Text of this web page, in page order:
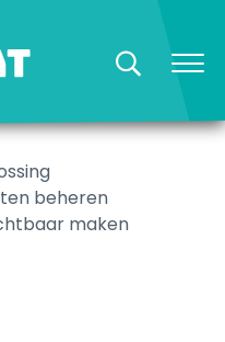
beheren
maken